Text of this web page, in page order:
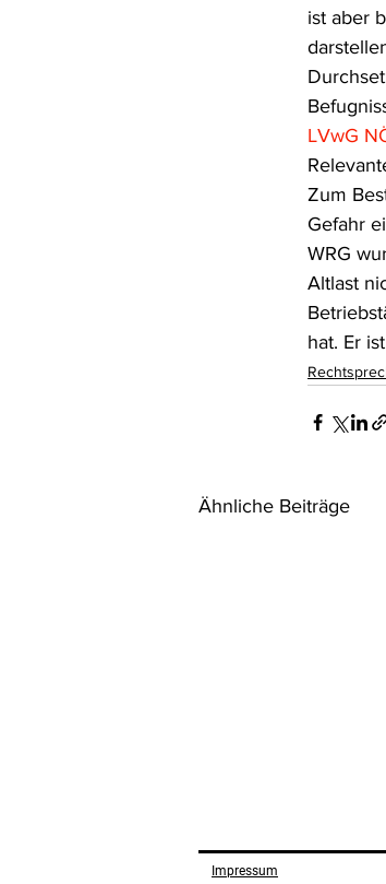
ist aber
LVwG
Zum
Gefahr
WRG
Altlast
hat. Er
Ähnliche Beiträge
Aktuelle Judikatur
Impressum